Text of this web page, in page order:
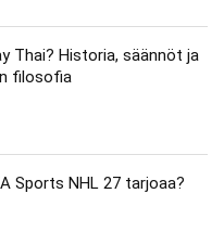
Thai? Historia, säännöt ja
filosofia
Sports NHL 27 tarjoaa?